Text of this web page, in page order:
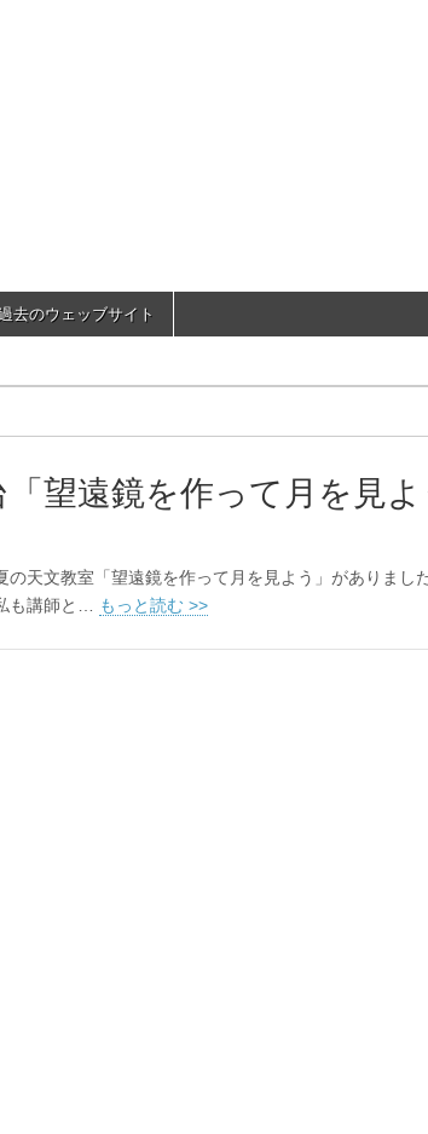
ひとりごと
去のウェッブサイト
望遠鏡を作って月を見よ
天文教室「望遠鏡を作って月を見よう」がありまし
も講師と…
もっと読む >>